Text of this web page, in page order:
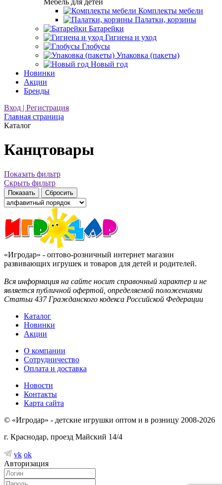
Мебель для детей
Комплекты мебели
Палатки, корзины
Батарейки
Гигиена и уход
Глобусы
Упаковка (пакеты)
Новый год
Новинки
Акции
Бренды
Вход | Регистрация
Главная страница
Каталог
Канцтовары
Показать фильтр
Скрыть фильтр
«Игродар» - оптово-розничный интернет магазин
развивающих игрушек и товаров для детей и родителей.
Вся информация на сайте носит справочный характер и не
является публичной офертой, определяемой положениями
Статьи 437 Гражданского кодекса Российской Федерации
Каталог
Новинки
Акции
О компании
Сотрудничество
Оплата и доставка
Новости
Контакты
Карта сайта
© «Игродар» - детские игрушки оптом и в розницу 2008-2026
г. Краснодар, проезд Майский 14/4
vk ok
Авторизация